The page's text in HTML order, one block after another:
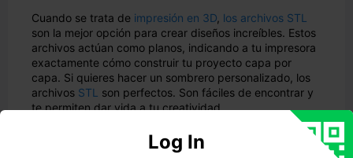
Cuando se trata de impresión en 3D los archivos STL
son la mejor opción para crear diseños increíbles. Estos
archivos actúan como planos, indicando a tu impresora
exactamente cómo construir tu proyecto capa por
capa. Si quieres hacer un sombrero personalizado, los
archivos STL son perfectos. Son fáciles de encontrar y
te permiten dar vida a tu creatividad.
¿Por qué son tan interesantes los sombreros impresos
en 3D? He aquí por qué:Log In